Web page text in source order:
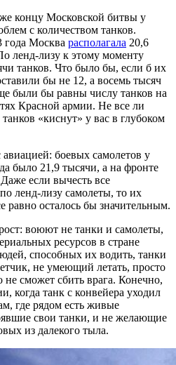
концу Московской битвы у
с количеством танков.
года Москва располагала 20,6
ленд-лизу к этому моменту
танков. Что было бы, если б их
бы не 12, а восемь тысяч
были бы равны числу танков на
Красной армии. Не все ли
«киснут» у вас в глубоком
боевых самолетов у
было 21,9 тысячи, а на фронте
если вычесть все
ленд-лизу самолеты, то их
равно осталось бы значительным.
воюют не танки и самолеты,
ресурсов в стране
способных их водить, танки
не умеющий летать, просто
не сможет сбить врага. Конечно,
когда танк с конвейера уходил
где рядом есть живые
свои танки, и не желающие
из далекого тыла.